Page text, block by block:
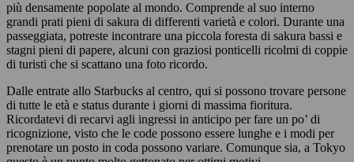
più densamente popolate al mondo. Comprende al suo interno
grandi prati pieni di sakura di differenti varietà e colori. Durante una
passeggiata, potreste incontrare una piccola foresta di sakura bassi e
stagni pieni di papere, alcuni con graziosi ponticelli ricolmi di coppie
di turisti che si scattano una foto ricordo.
Dalle entrate allo Starbucks al centro, qui si possono trovare persone
di tutte le età e status durante i giorni di massima fioritura.
Ricordatevi di recarvi agli ingressi in anticipo per fare un po’ di
ricognizione, visto che le code possono essere lunghe e i modi per
prenotare un posto in coda possono variare. Comunque sia, a Tokyo